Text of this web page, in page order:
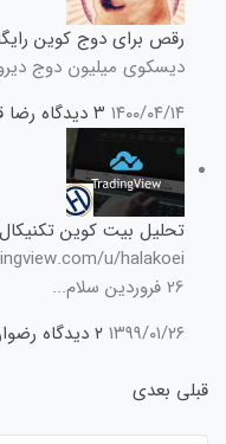
رقص برای دوج کوین
دیسکوی میلیون دوج
۱۴۰۰/۰۴/۱۴ ۳ دیدگاه رضا
تحلیل بیت کوین تکنیکال 26 فروردین
26 فروردین سلام...
۱۳۹۹/۰۱/۲۶ ۲ دیدگاه
قبلی بعدی